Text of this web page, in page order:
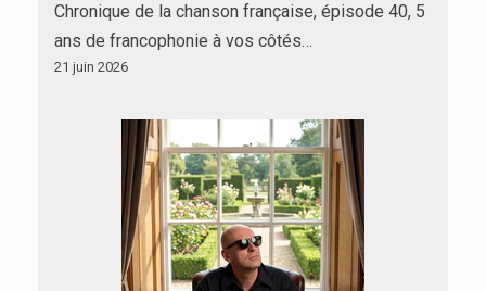
Chronique de la chanson française, épisode 40, 5
ans de francophonie à vos côtés…
21 juin 2026